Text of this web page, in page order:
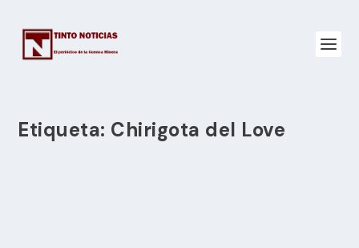
Etiqueta: Chirigota del Love